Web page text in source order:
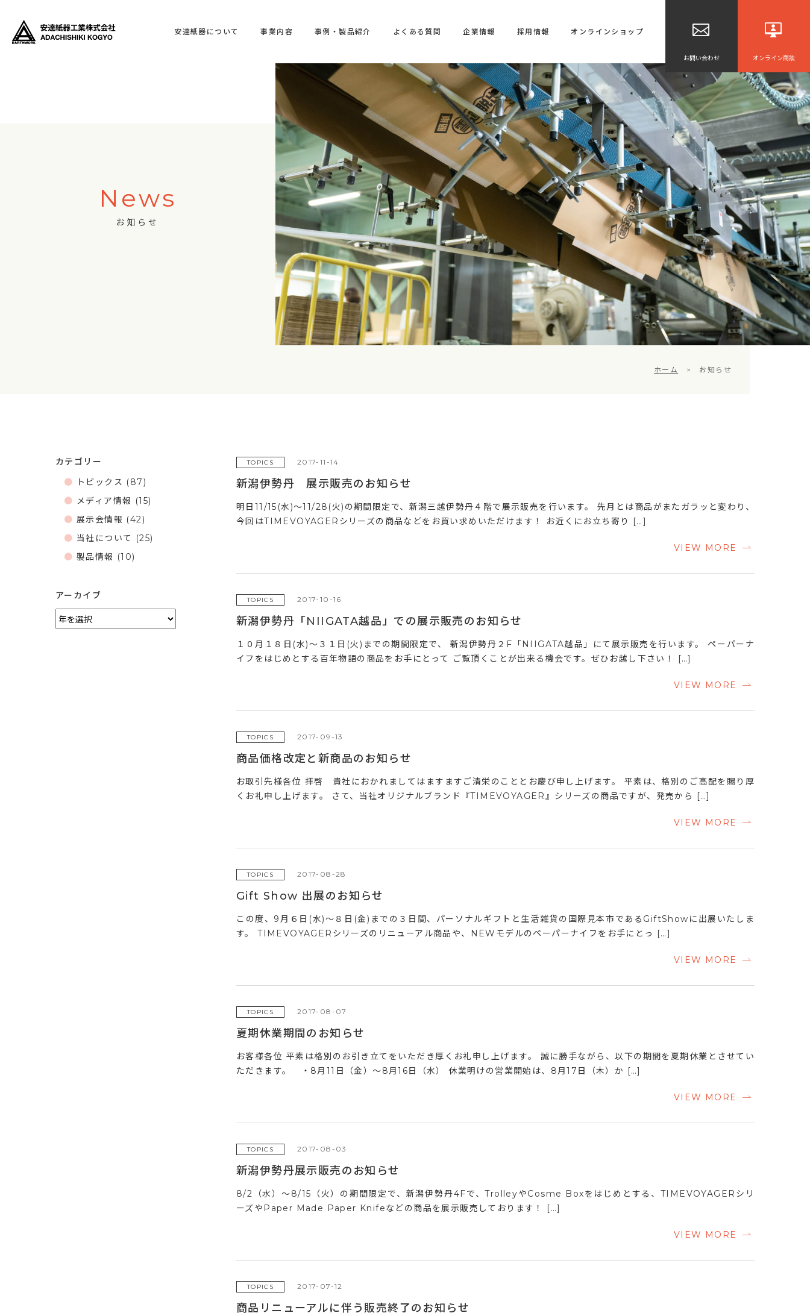
安達紙器について 事業内容 事例・製品紹介 よくある質問 企業情報 採用情報 オンラインショップ
お問い合わせ オンライン商談
News
お知らせ
ホーム > お知らせ
TOPICS 2017-11-14
新潟伊勢丹 展示販売のお知らせ
明日11/15(水)～11/28(火)の期間限定で、新潟三越伊勢丹４階で展示販売を行います。 先月とは商品がまたガラッと変わり、
今回はTIMEVOYAGERシリーズの商品などをお買い求めいただけます！ お近くにお立ち寄り […]
VIEW MORE
TOPICS 2017-10-16
新潟伊勢丹「NIIGATA越品」での展示販売のお知らせ
１０月１８日(水)～３１日(火)までの期間限定で、 新潟伊勢丹２F「NIIGATA越品」にて展示販売を行います。 ペーパーナ
イフをはじめとする百年物語の商品をお手にとって ご覧頂くことが出来る機会です。ぜひお越し下さい！ […]
VIEW MORE
TOPICS 2017-09-13
商品価格改定と新商品のお知らせ
お取引先様各位 拝啓 貴社におかれましてはますますご清栄のこととお慶び申し上げます。 平素は、格別のご高配を賜り厚
くお礼申し上げます。 さて、当社オリジナルブランド『TIMEVOYAGER』シリーズの商品ですが、発売から […]
VIEW MORE
TOPICS 2017-08-28
Gift Show 出展のお知らせ
この度、9月６日(水)～８日(金)までの３日間、パーソナルギフトと生活雑貨の国際見本市であるGiftShowに出展いたしま
す。 TIMEVOYAGERシリーズのリニューアル商品や、NEWモデルのペーパーナイフをお手にとっ […]
VIEW MORE
TOPICS 2017-08-07
夏期休業期間のお知らせ
お客様各位 平素は格別のお引き立てをいただき厚くお礼申し上げます。 誠に勝手ながら、以下の期間を夏期休業とさせてい
ただきます。 ・8月11日（金）～8月16日（水） 休業明けの営業開始は、8月17日（木）か […]
VIEW MORE
TOPICS 2017-08-03
新潟伊勢丹展示販売のお知らせ
8/2（水）～8/15（火）の期間限定で、新潟伊勢丹4Fで、TrolleyやCosme Boxをはじめとする、TIMEVOYAGERシリ
ーズやPaper Made Paper Knifeなどの商品を展示販売しております！ […]
VIEW MORE
TOPICS 2017-07-12
商品リニューアルに伴う販売終了のお知らせ
カテゴリー
トピックス (87)
メディア情報 (15)
展示会情報 (42)
当社について
(25)
製品情報 (10)
アーカイブ